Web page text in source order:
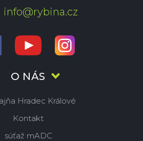
O NÁS
Hradec Králové
Kontakt
súťaž mADC
info@rybina.cz